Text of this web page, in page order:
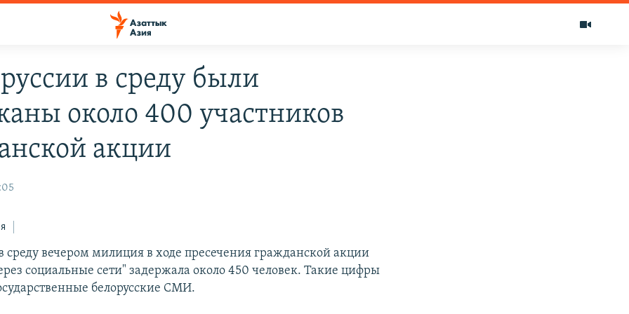
в среду были
около 400 участников
акции
среду вечером милиция в ходе пресечения гражданской акции
социальные сети" задержала около 450 человек. Такие цифры
белорусские СМИ.